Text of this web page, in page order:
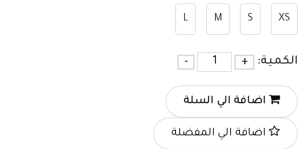
XS
S
M
L
الكمية: +
-
اضافة الي السلة
اضافة الي المفضلة